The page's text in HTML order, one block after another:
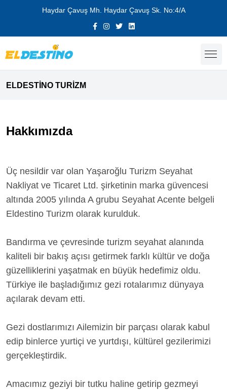
Haydar Çavuş Mh. Haydar Çavuş Sk. No:4/A
ELDESTİNO TURİZM
Hakkımızda
Üç nesildir var olan Yaşaroğlu Turizm Seyahat
Nakliyat ve Ticaret Ltd. şirketinin marka güvencesi
altında 2005 yılında A grubu Seyahat Acente belgeli
Eldestino Turizm olarak kurulduk.
Bandırma ve çevresinde turizm seyahat alanında
kaliteli bir bakış açısı getirmek farklı kültür ve doğa
güzelliklerini yaşatmak en büyük hedefimiz oldu.
Türkiye ile başladığımız gezi rotalarımız dünyaya
açılarak devam etti.
Gezi dostlarımızı Ailemizin bir parçası olarak kabul
edip binlerce yurtiçi ve yurtdışı, kültürel gezilerimizi
gerçekleştirdik.
Amacımız geziyi bir tutku haline getirip gezmeyi